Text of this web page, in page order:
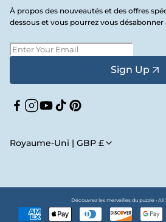
À propos des nouveautés et des offres
dessous et vous pourrez vous
Sign Up
Facebook
Instagram
YouTube
TikTokPinterest
Royaume-Uni | GBP £
Découvrez les merveilles du puzzle • All
paiement